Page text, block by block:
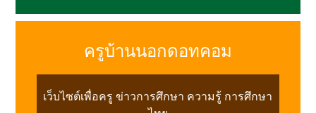
ครูบ้านนอกดอทคอม
เว็บไซต์เพื่อครู ข่าวการศึกษา ความรู้ การศึกษา